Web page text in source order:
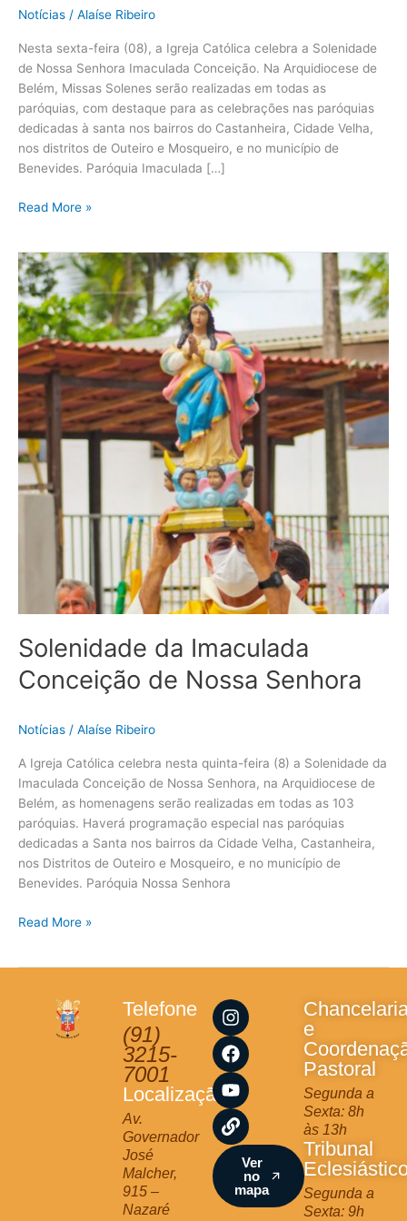
Notícias / Alaíse Ribeiro
Nesta sexta-feira (08), a Igreja Católica celebra a Solenidade
de Nossa Senhora Imaculada Conceição. Na Arquidiocese de
Belém, Missas Solenes serão realizadas em todas as
paróquias, com destaque para as celebrações nas paróquias
dedicadas à santa nos bairros do Castanheira, Cidade Velha,
nos distritos de Outeiro e Mosqueiro, e no município de
Benevides. Paróquia Imaculada […]
Read More »
Solenidade da Imaculada
Conceição de Nossa Senhora
Notícias / Alaíse Ribeiro
A Igreja Católica celebra nesta quinta-feira (8) a Solenidade da
Imaculada Conceição de Nossa Senhora, na Arquidiocese de
Belém, as homenagens serão realizadas em todas as 103
paróquias. Haverá programação especial nas paróquias
dedicadas a Santa nos bairros da Cidade Velha, Castanheira,
nos Distritos de Outeiro e Mosqueiro, e no município de
Benevides. Paróquia Nossa Senhora
Solenidade
da
Imaculada
Conceição
de
Nossa
Senhora
Read More »
Telefone
(91)
3215-
7001
Localização
Av.
Governador
José
Malcher,
915 –
Nazaré
I
n
s
t
a
g
r
a
m
F
a
c
e
b
o
o
k
Y
o
u
t
u
b
e
L
i
n
k
Ver
no
mapa
e
Pastoral
Segunda a
Sexta: 8h
às 13h
Tribunal
Segunda a
Sexta: 9h